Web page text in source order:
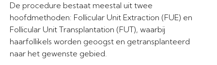
De procedure bestaat meestal uit twee
hoofdmethoden: Follicular Unit Extraction (FUE) en
Follicular Unit Transplantation (FUT), waarbij
haarfollikels worden geoogst en getransplanteerd
naar het gewenste gebied.